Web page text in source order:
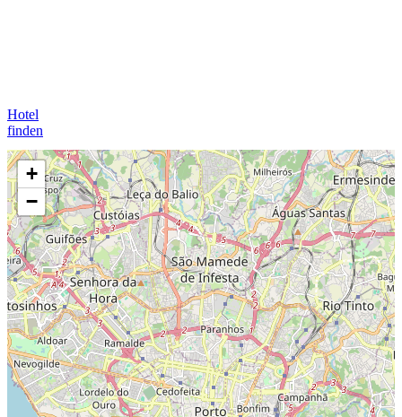
Hotel
finden
+
−